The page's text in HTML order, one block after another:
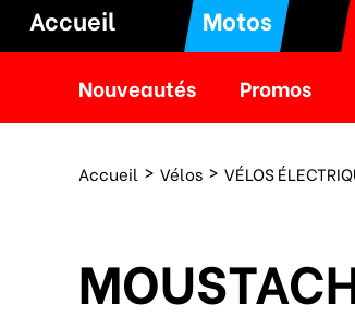
Accueil Motos
Nouveautés Promos
Accueil Vélos VÉLOS